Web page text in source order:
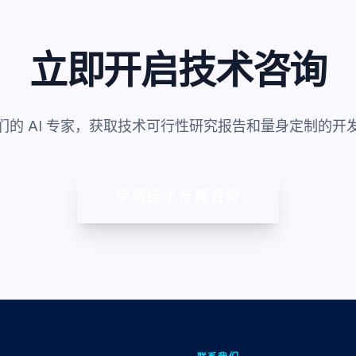
立即开启技术咨询
的 AI 专家，获取技术可行性研究报告和量身定制的开